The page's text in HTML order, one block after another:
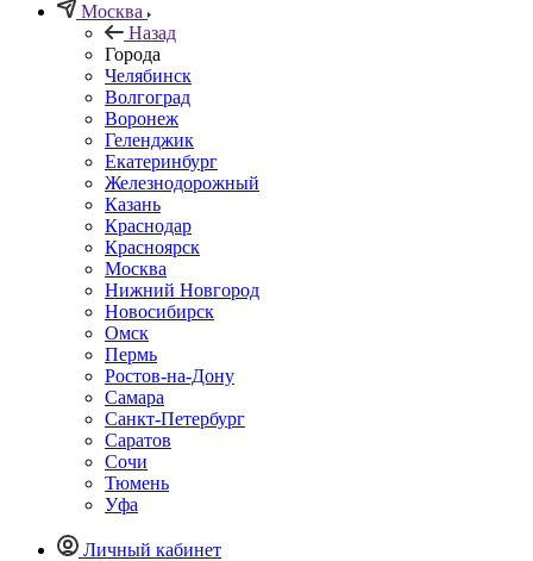
Москва
Назад
Города
Челябинск
Волгоград
Воронеж
Геленджик
Екатеринбург
Железнодорожный
Казань
Краснодар
Красноярск
Москва
Нижний Новгород
Новосибирск
Омск
Пермь
Ростов-на-Дону
Самара
Санкт-Петербург
Саратов
Сочи
Тюмень
Уфа
Личный кабинет